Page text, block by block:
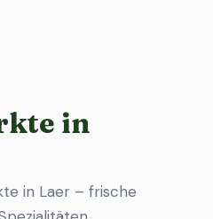
in
in Laer – frische